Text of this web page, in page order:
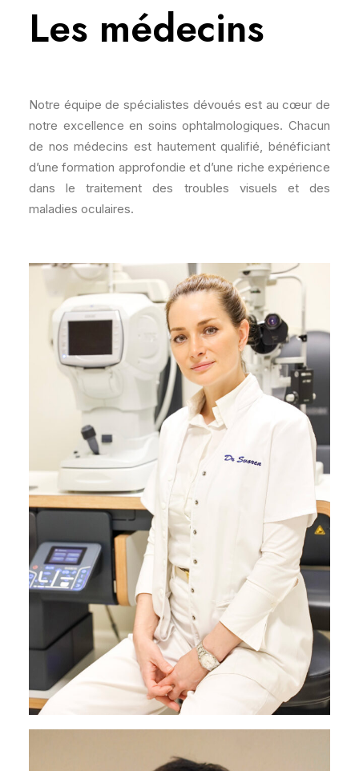
Les médecins
Notre équipe de spécialistes dévoués est au cœur de
notre excellence en soins ophtalmologiques. Chacun
de nos médecins est hautement qualifié, bénéficiant
d’une formation approfondie et d’une riche expérience
dans le traitement des troubles visuels et des
maladies oculaires.